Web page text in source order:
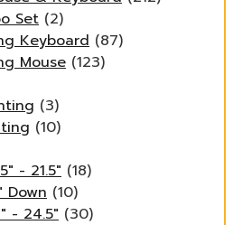
Set (2)
Keyboard (87)
Mouse (123)
(3)
(10)
- 21.5" (18)
Down (10)
- 24.5" (30)